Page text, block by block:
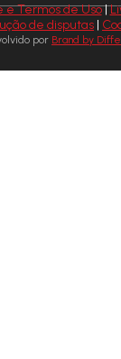
e Termos de Uso|
de disputas |
por Brand by